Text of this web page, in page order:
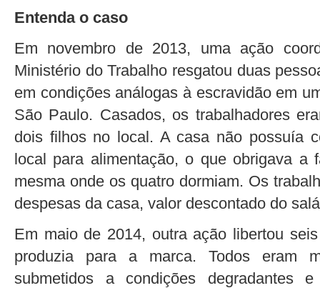
Entenda o caso
Em novembro de 2013, uma ação
Ministério do Trabalho resgatou duas
em condições análogas à escravidão em
São Paulo. Casados, os trabalhadores
dois filhos no local. A casa não possuía
local para alimentação, o que obrigava
mesma onde os quatro dormiam. Os
despesas da casa, valor descontado do
Em maio de 2014, outra ação libertou
produzia para a marca. Todos eram
submetidos a condições degradantes